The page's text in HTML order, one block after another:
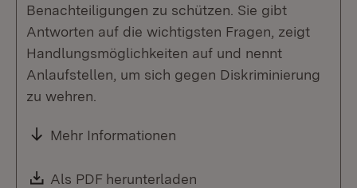
Benachteiligungen zu schützen. Sie gibt
Antworten auf die wichtigsten Fragen, zeigt
Handlungsmöglichkeiten auf und nennt
Anlaufstellen, um sich gegen Diskriminierung
zu wehren.
Mehr Informationen
Download:
Als PDF herunterladen